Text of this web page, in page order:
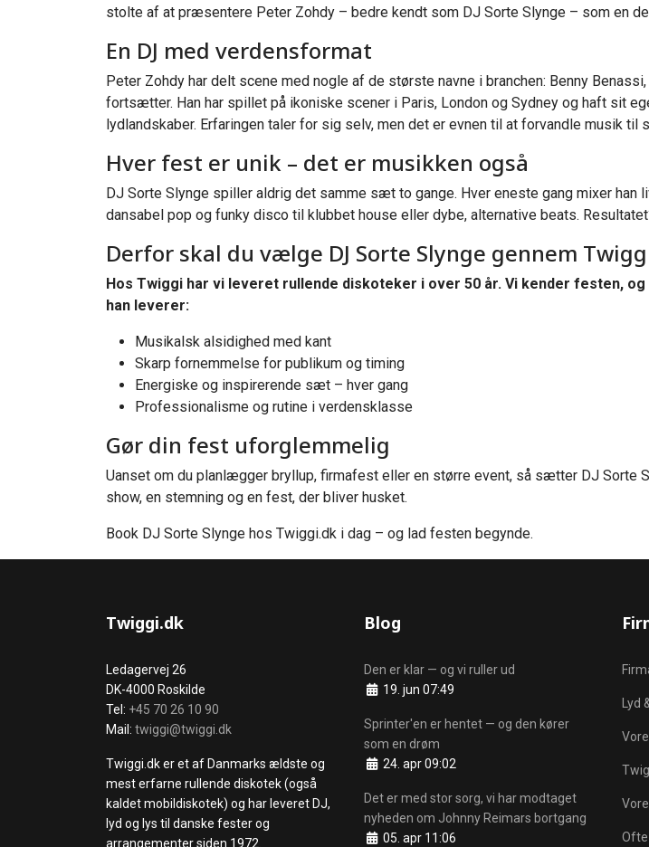
stolte af at præsentere Peter Zohdy – bedre kendt som DJ Sorte Slynge – som en
En DJ med verdensformat
Peter Zohdy har delt scene med nogle af de største navne i branchen: Benny
fortsætter. Han har spillet på ikoniske scener i Paris, London og Sydney og haft sit
lydlandskaber. Erfaringen taler for sig selv, men det er evnen til at forvandle musik
Hver fest er unik – det er musikken også
DJ Sorte Slynge spiller aldrig det samme sæt to gange. Hver eneste gang mixer
dansabel pop og funky disco til klubbet house eller dybe, alternative beats.
Derfor skal du vælge DJ Sorte Slynge gennem
Hos Twiggi har vi leveret rullende diskoteker i over 50 år. Vi kender festen,
han leverer:
Musikalsk alsidighed med kant
Skarp fornemmelse for publikum og timing
Energiske og inspirerende sæt – hver gang
Professionalisme og rutine i verdensklasse
Gør din fest uforglemmelig
Uanset om du planlægger bryllup, firmafest eller en større event, så sætter DJ Sorte
show, en stemning og en fest, der bliver husket.
Book DJ Sorte Slynge hos Twiggi.dk i dag – og lad festen begynde.
Twiggi.dk
Ledagervej 26
DK-4000 Roskilde
Tel: +45 70 26 10 90
Mail: twiggi@twiggi.dk
Twiggi.dk er et af Danmarks ældste og
mest erfarne rullende diskotek (også
kaldet mobildiskotek) og har leveret DJ,
lyd og lys til danske fester og
arrangementer siden 1972.
Blog
Den er klar — og vi ruller ud
Detaljer
19. jun 07:49
Sprinter'en er hentet — og den kører
som en drøm
Detaljer
24. apr 09:02
Det er med stor sorg, vi har modtaget
nyheden om Johnny Reimars bortgang
Detaljer
05. apr 11:06
Lyd
Ofte